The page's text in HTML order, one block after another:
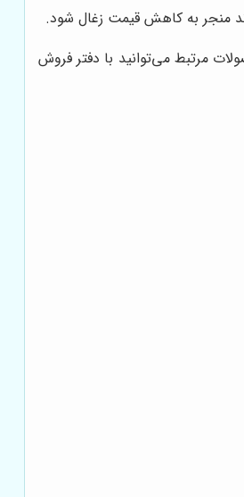
منجر به کاهش قیمت زغال شود.
مرتبط می‌توانید با دفتر فروش